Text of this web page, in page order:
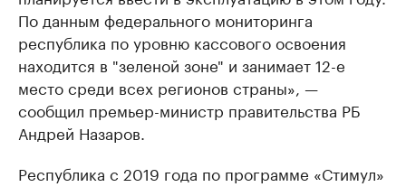
По данным федерального мониторинга
республика по уровню кассового освоения
находится в "зеленой зоне" и занимает 12-е
место среди всех регионов страны», —
сообщил премьер-министр правительства РБ
Андрей Назаров.
Республика с 2019 года по программе «Стимул»